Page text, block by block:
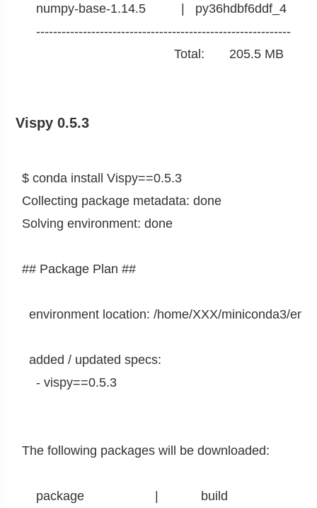
numpy-base-1.14.5          |   py36hdbf6ddf_4
    ------------------------------------------------------------
                                           Total:       205.5 MB
Vispy 0.5.3
$ conda install Vispy==0.5.3
Collecting package metadata: done
Solving environment: done
## Package Plan ##
environment location: /home/XXX/miniconda3/
  added / updated specs:
    - vispy==0.5.3
The following packages will be downloaded:
    package                    |            build